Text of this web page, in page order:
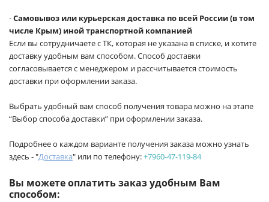
-Самовывоз или курьерская доставка по всей России (в том
числе Крым) иной транспортной компанией
Если вы сотрудничаете с ТК, которая не указана в списке, и хотите
доставку удобным вам способом. Способ доставки
согласовывается с менеджером и рассчитывается стоимость
доставки при оформлении заказа.
Выбрать удобный вам способ получения товара можно на этапе
“Выбор способа доставки” при оформлении заказа.
Подробнее о каждом варианте получения заказа можно узнать
здесь - "Доставка" или по телефону:+7960-47-119-84
Вы можете оплатить заказ удобным Вам
способом: